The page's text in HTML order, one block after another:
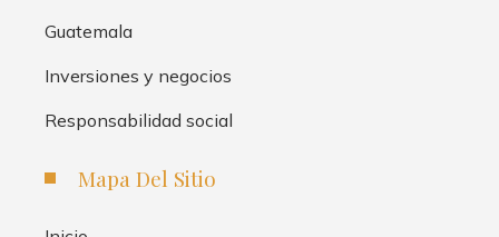
Guatemala
Inversiones y negocios
Responsabilidad social
Mapa Del Sitio